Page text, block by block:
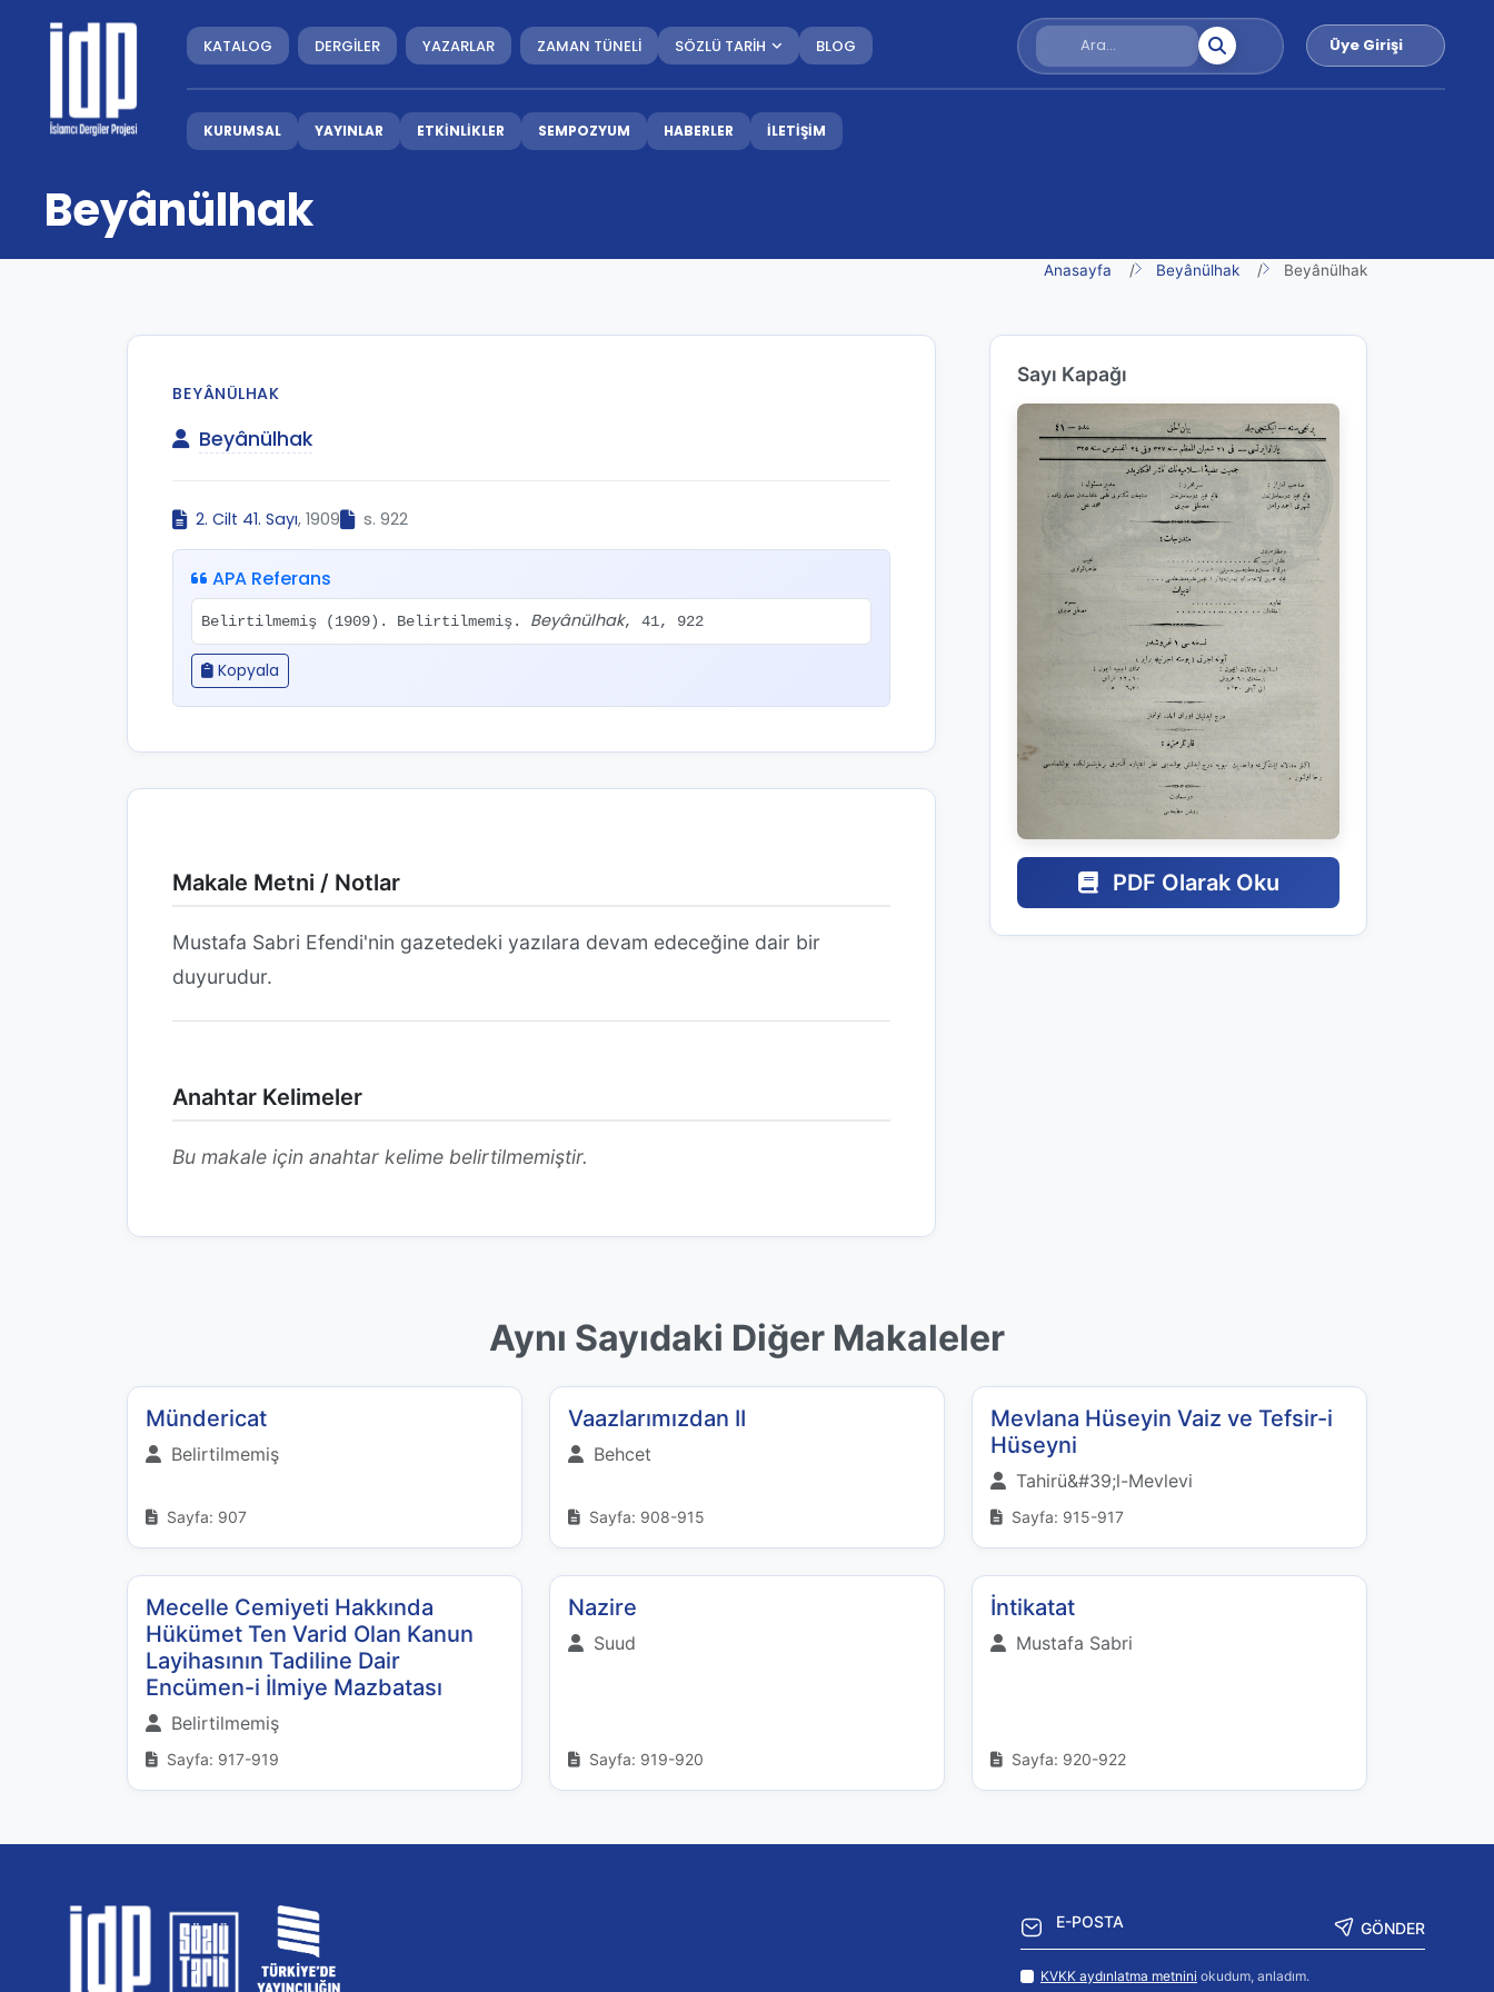
KATALOG DERGİLER YAZARLAR ZAMAN TÜNELİ SÖZLÜ TARİH BLOG Üye Girişi
KURUMSAL YAYINLAR ETKİNLİKLER SEMPOZYUM HABERLER İLETİŞİM
Beyânülhak
Anasayfa Beyânülhak Beyânülhak
BEYÂNÜLHAK
Beyânülhak
2. Cilt 41. Sayı, 1909 s. 922
APA Referans
Belirtilmemiş (1909). Belirtilmemiş. Beyânülhak, 41, 922
Kopyala
Makale Metni / Notlar
Mustafa Sabri Efendi'nin gazetedeki yazılara devam edeceğine dair bir
duyurudur.
Anahtar Kelimeler
Bu makale için anahtar kelime belirtilmemiştir.
Sayı Kapağı
PDF Olarak Oku
Aynı Sayıdaki Diğer Makaleler
Mündericat
Belirtilmemiş
Sayfa: 907
Vaazlarımızdan II
Behcet
Sayfa: 908-915
Mevlana Hüseyin Vaiz ve Tefsir-i
Hüseyni
Tahirü&#39;l-Mevlevi
Sayfa: 915-917
Mecelle Cemiyeti Hakkında
Hükümet Ten Varid Olan Kanun
Layihasının Tadiline Dair
Encümen-i İlmiye Mazbatası
Belirtilmemiş
Sayfa: 917-919
Nazire
Suud
Sayfa: 919-920
İntikatat
Mustafa Sabri
Sayfa: 920-922
GÖNDER
KVKK aydınlatma metnini okudum, anladım.